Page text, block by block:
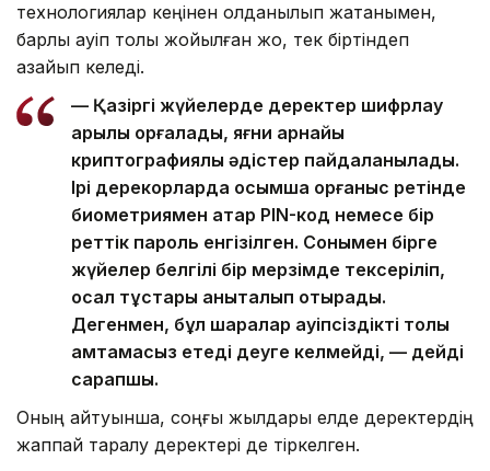
технологиялар кеңінен қолданылып жатқанымен,
барлық қауіп толық жойылған жоқ, тек біртіндеп
азайып келеді.
— Қазіргі жүйелерде деректер шифрлау
арқылы қорғалады, яғни арнайы
криптографиялық әдістер пайдаланылады.
Ірі дерекқорларда қосымша қорғаныс ретінде
биометриямен қатар PIN-код немесе бір
реттік пароль енгізілген. Сонымен бірге
жүйелер белгілі бір мерзімде тексеріліп,
осал тұстары анықталып отырады.
Дегенмен, бұл шаралар қауіпсіздікті толық
қамтамасыз етеді деуге келмейді, — дейді
сарапшы.
Оның айтуынша, соңғы жылдары елде деректердің
жаппай таралу деректері де тіркелген.